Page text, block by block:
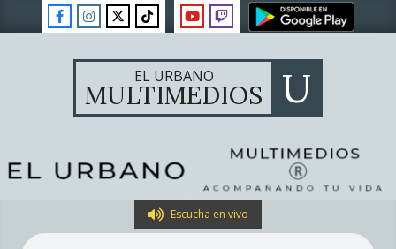
to
EL URBANO
MULTIMEDIOS U
Navigation
Escucha en vivo